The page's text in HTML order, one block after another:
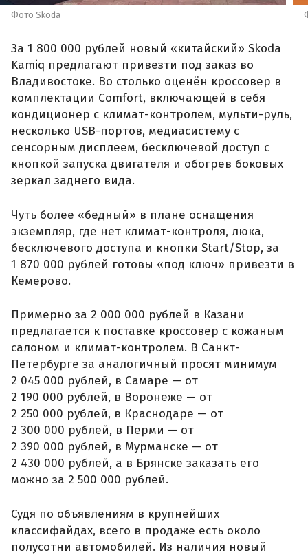
Фото Skoda
За 1 800 000 рублей новый «китайский» Skoda
Kamiq предлагают привезти под заказ во
Владивостоке. Во столько оценён кроссовер в
комплектации Comfort, включающей в себя
кондиционер с климат-контролем, мульти-руль,
несколько USB-портов, медиасистему с
сенсорным дисплеем, бесключевой доступ с
кнопкой запуска двигателя и обогрев боковых
зеркал заднего вида.
Чуть более «бедный» в плане оснащения
экземпляр, где нет климат-контроля, люка,
бесключевого доступа и кнопки Start/Stop, за
1 870 000 рублей готовы «под ключ» привезти в
Кемерово.
Примерно за 2 000 000 рублей в Казани
предлагается к поставке кроссовер с кожаным
салоном и климат-контролем. В Санкт-
Петербурге за аналогичный просят минимум
2 045 000 рублей, в Самаре — от
2 190 000 рублей, в Воронеже — от
2 250 000 рублей, в Краснодаре — от
2 300 000 рублей, в Перми — от
2 390 000 рублей, в Мурманске — от
2 430 000 рублей, а в Брянске заказать его
можно за 2 500 000 рублей.
Судя по объявлениям в крупнейших
классифайдах, всего в продаже есть около
полусотни автомобилей. Из наличия новый